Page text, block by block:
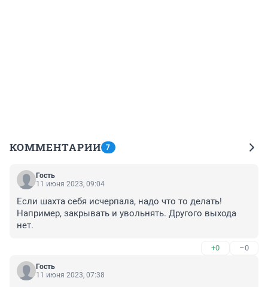
КОММЕНТАРИИ 7
Гость
11 июня 2023, 09:04
Если шахта себя исчерпала, надо что то делать!
Например, закрывать и увольнять. Другого выхода
нет.
+0 –0
Гость
11 июня 2023, 07:38